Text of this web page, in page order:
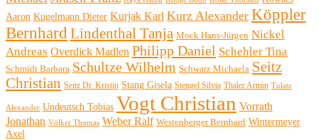
Aaron Kugelmann Dieter Kurjak Karl Kurz Alexander Köppler
Bernhard Lindenthal Tanja Mock Hans-Jürgen Nickel
Andreas Overdick Madlen Philipp Daniel Schehler Tina
Schmidt Barbara Schultze Wilhelm Schwarz Michaela Seitz
Christian Seitz Dr. Kristin Stang Gisela Stengel Silvia Thaler Armin Tulatz
Alexander Undeutsch Tobias Vogt Christian Vorrath
Jonathan Völker Thomas Weber Ralf Westenberger Bernhard Wintermeyer
Axel